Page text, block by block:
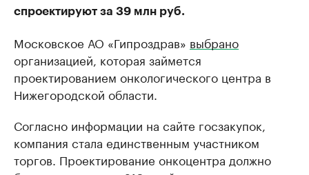
спроектируют за 39 млн руб.
Московское АО «Гипроздрав» выбрано
организацией, которая займется
проектированием онкологического центра в
Нижегородской области.
Согласно информации на сайте госзакупок,
компания стала единственным участником
торгов. Проектирование онкоцентра должно